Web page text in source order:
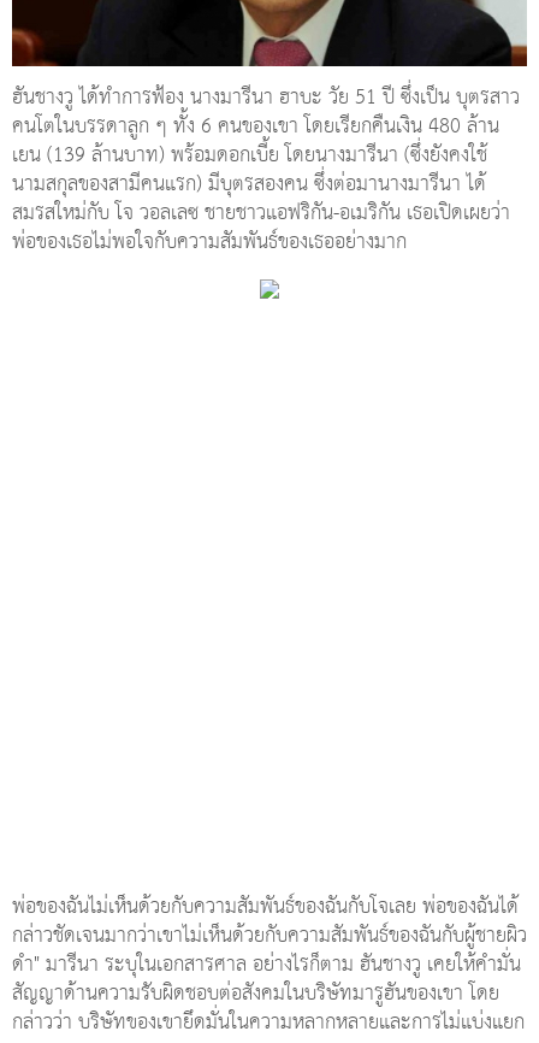
ฮันชางวู ได้ทำการฟ้อง นางมารีนา ฮาบะ วัย 51 ปี ซึ่งเป็น บุตรสาว
คนโตในบรรดาลูก ๆ ทั้ง 6 คนของเขา โดยเรียกคืนเงิน 480 ล้าน
เยน (139 ล้านบาท) พร้อมดอกเบี้ย โดยนางมารีนา (ซึ่งยังคงใช้
นามสกุลของสามีคนแรก) มีบุตรสองคน ซึ่งต่อมานางมารีนา ได้
สมรสใหม่กับ โจ วอลเลซ ชายชาวแอฟริกัน-อเมริกัน เธอเปิดเผยว่า
พ่อของเธอไม่พอใจกับความสัมพันธ์ของเธออย่างมาก
พ่อของฉันไม่เห็นด้วยกับความสัมพันธ์ของฉันกับโจเลย พ่อของฉันได้
กล่าวชัดเจนมากว่าเขาไม่เห็นด้วยกับความสัมพันธ์ของฉันกับผู้ชายผิว
ดำ" มารีนา ระบุในเอกสารศาล อย่างไรก็ตาม ฮันชางวู เคยให้คำมั่น
สัญญาด้านความรับผิดชอบต่อสังคมในบริษัทมารูฮันของเขา โดย
กล่าวว่า บริษัทของเขายึดมั่นในความหลากหลายและการไม่แบ่งแยก